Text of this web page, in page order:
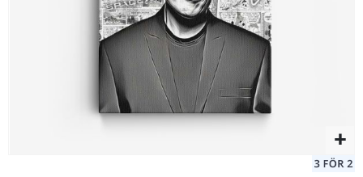
149,00 Kr